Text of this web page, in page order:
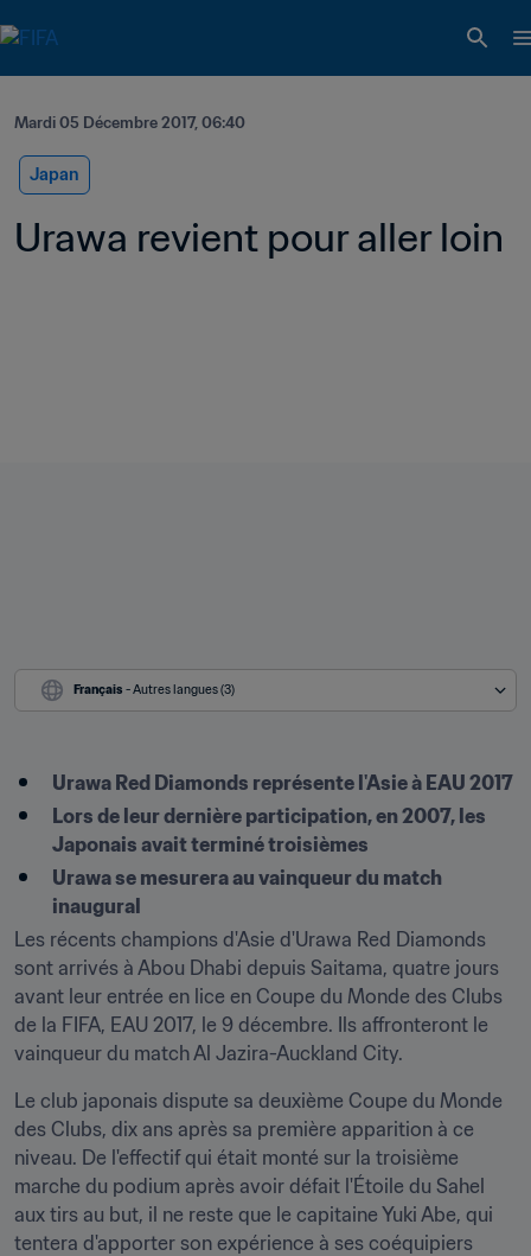
Mardi 05 Décembre 2017, 06:40
Japan
Urawa revient pour aller loin
Français - Autres langues (3)
Urawa Red Diamonds représente l'Asie à EAU 2017
Lors de leur dernière participation, en 2007, les
Japonais avait terminé troisièmes
Urawa se mesurera au vainqueur du match
inaugural
Les récents champions d'Asie d'Urawa Red Diamonds
sont arrivés à Abou Dhabi depuis Saitama, quatre jours
avant leur entrée en lice en Coupe du Monde des Clubs
de la FIFA, EAU 2017, le 9 décembre. Ils affronteront le
vainqueur du match Al Jazira-Auckland City.
Le club japonais dispute sa deuxième Coupe du Monde
des Clubs, dix ans après sa première apparition à ce
niveau. De l'effectif qui était monté sur la troisième
marche du podium après avoir défait l'Étoile du Sahel
aux tirs au but, il ne reste que le capitaine Yuki Abe, qui
tentera d'apporter son expérience à ses coéquipiers